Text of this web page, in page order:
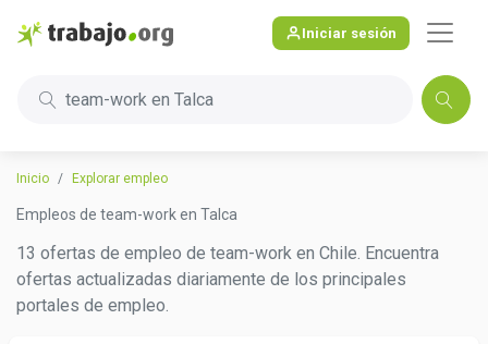
Iniciar sesión
team-work en Talca
Inicio Explorar empleo
Empleos de team-work en Talca
13 ofertas de empleo de team-work en Chile. Encuentra
ofertas actualizadas diariamente de los principales
portales de empleo.